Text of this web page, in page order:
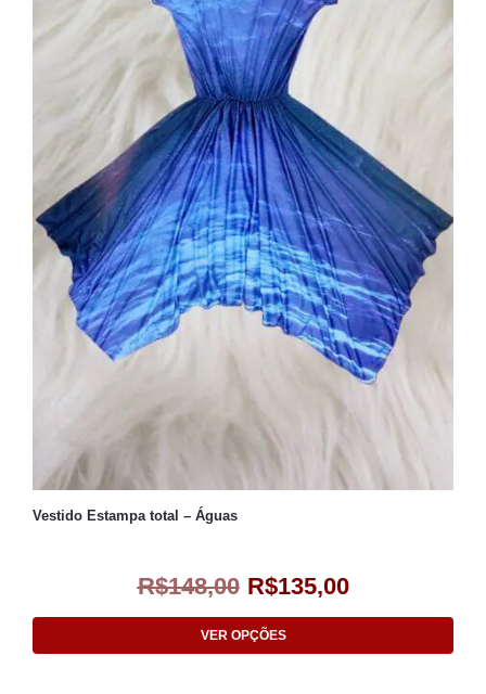
Vestido Estampa total – Águas
R$148,00 R$135,00
VER OPÇÕES